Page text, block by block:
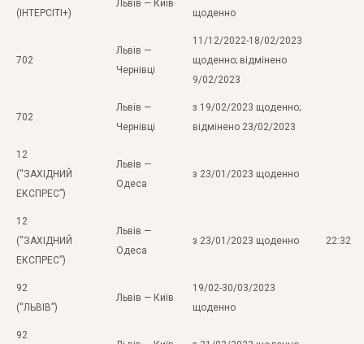
(ІНТЕРСІТІ+)
Львів — Київ
щоденно
702
Львів —
Чернівці
11/12/2022-18/02/2023
щоденно; відмінено
9/02/2023
702
Львів —
Чернівці
з 19/02/2023 щоденно;
відмінено 23/02/2023
12
(“ЗАХІДНИЙ
ЕКСПРЕС”)
Львів —
Одеса
з 23/01/2023 щоденно
12
(“ЗАХІДНИЙ
ЕКСПРЕС”)
Львів —
Одеса
з 23/01/2023 щоденно 22:32
92
(“ЛЬВІВ”)
Львів — Київ
19/02-30/03/2023
щоденно
92